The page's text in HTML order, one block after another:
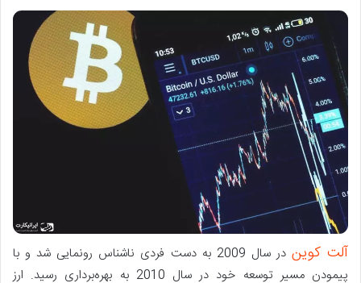
آلت کوین
در سال 2009 به دست فردی ناشناس رونمایی شد و با
پیمودن مسیر توسعه خود در سال 2010 به بهره‌برداری رسید. ارز